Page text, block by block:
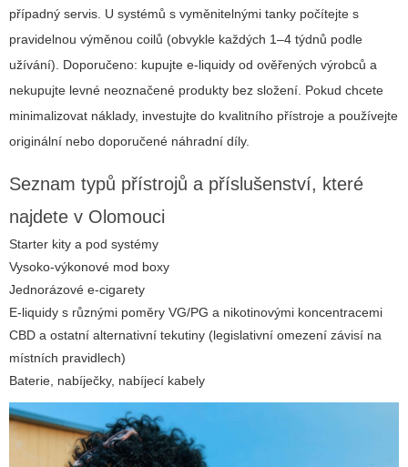
případný servis. U systémů s vyměnitelnými tanky počítejte s
pravidelnou výměnou coilů (obvykle každých 1–4 týdnů podle
užívání). Doporučeno: kupujte e-liquidy od ověřených výrobců a
nekupujte levné neoznačené produkty bez složení. Pokud chcete
minimalizovat náklady, investujte do kvalitního přístroje a používejte
originální nebo doporučené náhradní díly.
Seznam typů přístrojů a příslušenství, které
najdete v Olomouci
Starter kity a pod systémy
Vysoko-výkonové mod boxy
Jednorázové e-cigarety
E-liquidy s různými poměry VG/PG a nikotinovými koncentracemi
CBD a ostatní alternativní tekutiny (legislativní omezení závisí na
místních pravidlech)
Baterie, nabíječky, nabíjecí kabely